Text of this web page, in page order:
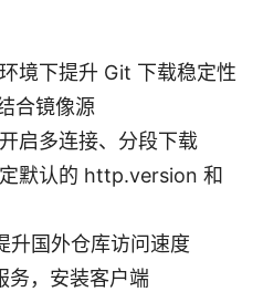
境下提升 Git 下载稳定性
合镜像源
启多连接、分段下载
默认的 http.version 和
升国外仓库访问速度
务，安装客户端